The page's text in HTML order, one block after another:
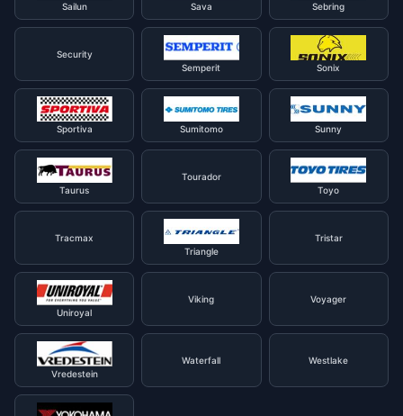
Sailun Sava Sebring
Security
Semperit
Sonix
Sportiva Sumitomo Sunny
Taurus
Tourador
Toyo
Tracmax
Triangle
Tristar
Uniroyal
Viking Voyager
Vredestein
Waterfall Westlake